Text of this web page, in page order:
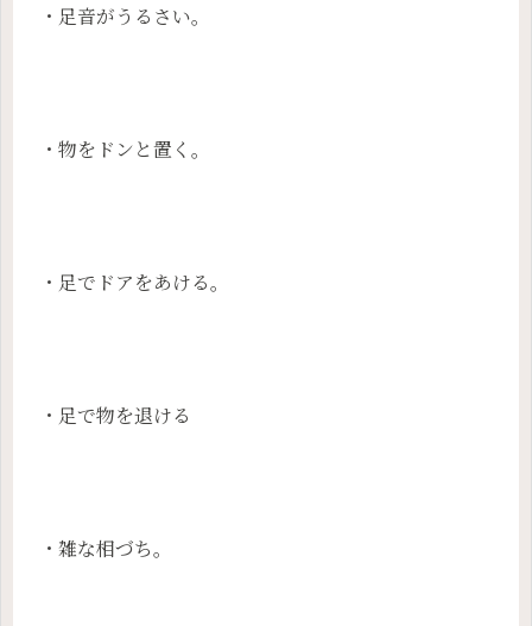
・足音がうるさい。
・物をドンと置く。
・足でドアをあける。
・足で物を退ける
・雑な相づち。